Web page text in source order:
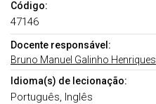
Código:
47146
Docente responsável:
Bruno Manuel Galinho Henriques
Idioma(s) de lecionação:
Português, Inglês